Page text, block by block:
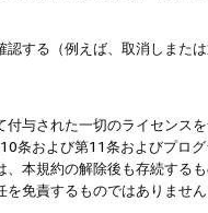
する（例えば、取消しまた
与された一切のライセンス
条および第11条およびプロ
本規約の解除後も存続する
免責するものではありませ